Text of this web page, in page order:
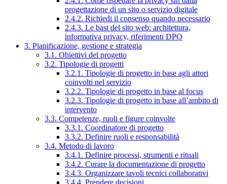
progettazione di un sito o servizio digitale
2.4.2. Richiedi il consenso quando necessario
2.4.3. Le basi del sito web: architettura,
informativa privacy, riferimenti DPO
3. Pianificazione, gestione e strategia
3.1. Obiettivi del progetto
3.2. Tipologie di progetti
3.2.1. Tipologie di progetto in base agli attori
coinvolti nel servizio
3.2.2. Tipologie di progetto in base al focus
3.2.3. Tipologie di progetto in base all’ambito di
intervento
3.3. Competenze, ruoli e figure coinvolte
3.3.1. Coordinatore di progetto
3.3.2. Definire ruoli e responsabilità
3.4. Metodo di lavoro
3.4.1. Definire processi, strumenti e rituali
3.4.2. Curare la documentazione di progetto
3.4.3. Organizzare tavoli tecnici collaborativi
3.4.4. Prendere decisioni